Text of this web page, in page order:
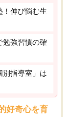
！伸び悩む生
勉強習慣の確
別指導室」は
好奇心を育